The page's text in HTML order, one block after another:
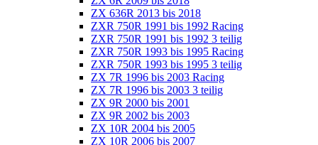
ZX 636R 2013 bis 2018
ZXR 750R 1991 bis 1992 Racing
ZXR 750R 1991 bis 1992 3 teilig
ZXR 750R 1993 bis 1995 Racing
ZXR 750R 1993 bis 1995 3 teilig
ZX 7R 1996 bis 2003 Racing
ZX 7R 1996 bis 2003 3 teilig
ZX 9R 2000 bis 2001
ZX 9R 2002 bis 2003
ZX 10R 2004 bis 2005
ZX 10R 2006 bis 2007